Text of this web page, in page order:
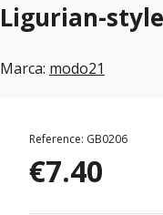
Ligurian-
Marca: modo21
Reference: GB0206
€7.40